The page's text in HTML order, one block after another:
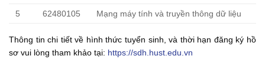
5 62480105 Mạng máy tính và truyền thông dữ liệu
Thông tin chi tiết về hình thức tuyển sinh, và thời hạn đăng ký hồ
sơ vui lòng tham khảo tại: https://sdh.hust.edu.vn